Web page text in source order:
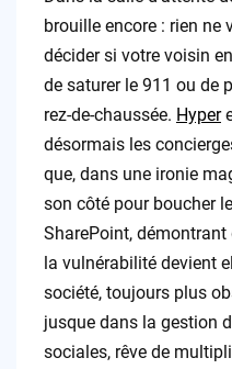
brouille encore : rien ne
décider si votre voisin
de saturer le 911 ou de
rez-de-chaussée. Hyper
désormais les
que, dans une ironie
son côté pour boucher
SharePoint, démontrant
la vulnérabilité devient
société, toujours plus
jusque dans la gestion
sociales, rêve de